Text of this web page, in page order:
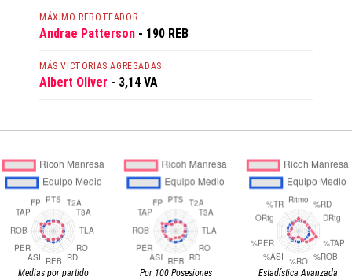
MÁXIMO REBOTEADOR
Andrae Patterson - 190 REB
MÁS VICTORIAS AGREGADAS
Albert Oliver - 3,14 VA
Medias por partido Por 100 Posesiones Estadística Avanzada